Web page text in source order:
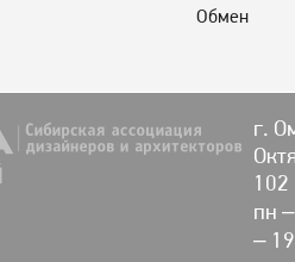
Обмен
г.
102
пн
–